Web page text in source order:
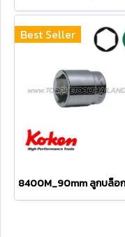
Best Seller